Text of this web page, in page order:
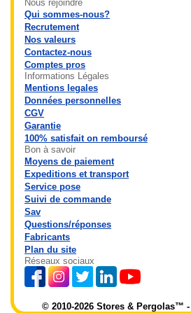
Nous rejoindre
Qui sommes-nous?
Recrutement
Nos valeurs
Contactez-nous
Comptes pros
Informations Légales
Mentions legales
Données personnelles
CGV
Garantie
100% satisfait on remboursé
Bon à savoir
Moyens de paiement
Expeditions et transport
Service pose
Suivi de commande
Sav
Questions/réponses
Fabricants
Plan du site
Réseaux sociaux
© 2010-2026 Stores & Pergolas™